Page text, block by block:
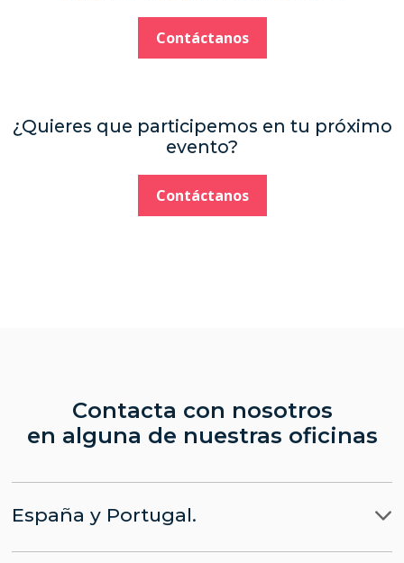
Contáctanos
¿Quieres que participemos en tu próximo
evento?
Contáctanos
Contacta con nosotros
en alguna de nuestras oficinas
España y Portugal.
Madrid